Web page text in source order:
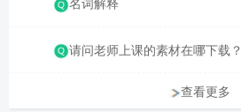
请问老师上课的素材在哪下载？
查看更多